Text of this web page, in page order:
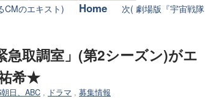
CMのエキスト)
Home 次( 劇場版『宇宙戦
急取調室」(第2シーズン)がエ
希★
日、ABC , ドラマ , 募集情報